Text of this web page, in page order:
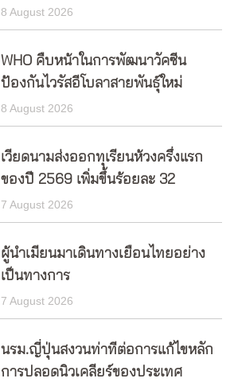
8 August 2026
WHO คืบหน้าในการพัฒนาวัคซีน
ป้องกันไวรัสอีโบลาสายพันธุ์ใหม่
8 August 2026
เวียดนามส่งออกทุเรียนห้วงครึ่งแรก
ของปี 2569 เพิ่มขึ้นร้อยละ 32
7 August 2026
ผู้นำเมียนมาเดินทางเยือนไทยอย่าง
เป็นทางการ
7 August 2026
นรม.ญี่ปุ่นสงวนท่าทีต่อการแก้ไขหลัก
การปลอดนิวเคลียร์ของประเทศ